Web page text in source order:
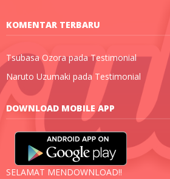
KOMENTAR TERBARU
Tsubasa OzorapadaTestimonial
Naruto Uzumaki pada Testimonial
DOWNLOAD MOBILE APP
SELAMAT MENDOWNLOAD!!